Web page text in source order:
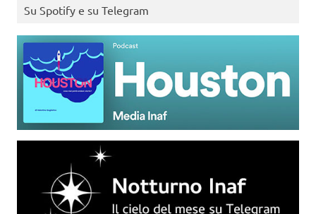
Su Spotify e su Telegram